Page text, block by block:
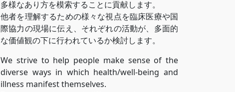
多様なあり方を模索することに貢献します。
他者を理解するための様々な視点を臨床医療や国
際協力の現場に伝え、それぞれの活動が、多面的
な価値観の下に行われているか検討します。
We strive to help people make sense of the
diverse ways in which health/well-being and
illness manifest themselves.